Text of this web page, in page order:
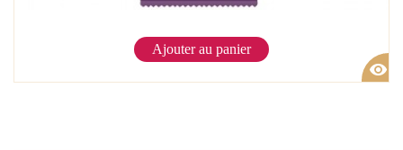
Ajouter au panier
visibility